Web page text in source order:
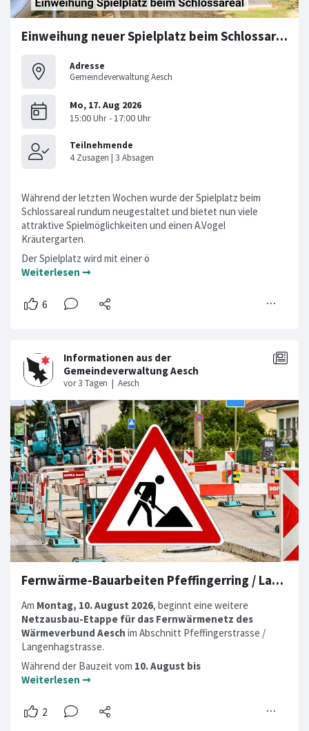
Einweihung neuer Spielplatz beim Schlossareal
Adresse
Gemeindeverwaltung Aesch
Während der letzten Wochen wurde der Spielplatz beim
Schlossareal rundum neugestaltet und bietet nun viele
attraktive Spielmöglichkeiten und einen A.Vogel
Kräutergarten.
Der Spielplatz wird mit einer ö
Weiterlesen ➞
Fernwärme-Bauarbeiten Pfeffingerring / Langenhagstrasse
Am Montag, 10. August 2026, beginnt eine weitere
Netzausbau-Etappe für das Fernwärmenetz des
Wärmeverbund Aesch im Abschnitt Pfeffingerstrasse /
Langenhagstrasse.
Während der Bauzeit vom 10. August bis
Weiterlesen ➞